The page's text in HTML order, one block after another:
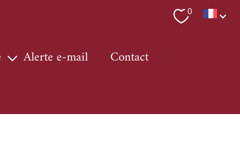
0 Langue
FR
alerte e-mail contact